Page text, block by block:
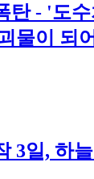
탄 - '도
물이 되
3일, 하